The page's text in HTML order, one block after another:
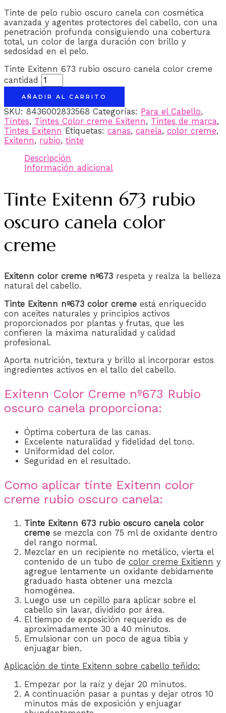
Tinte de pelo rubio oscuro canela con cosmética
avanzada y agentes protectores del cabello, con una
penetración profunda consiguiendo una cobertura
total, un color de larga duración con brillo y
sedosidad en el pelo.
Tinte Exitenn 673 rubio oscuro canela color creme
cantidad
AÑADIR AL CARRITO
SKU: 8436002833568 Categorías: Para el Cabello,
Tíntes, Tintes Color creme Exitenn, Tintes de marca,
Tintes Exitenn Etiquetas: canas, canela, color creme,
Exitenn, rubio, tinte
Descripción
Información adicional
Tinte Exitenn 673 rubio
oscuro canela color
creme
Exitenn color creme nº673 respeta y realza la belleza
natural del cabello.
Tinte Exitenn nº673 color creme está enriquecido
con aceites naturales y principios activos
proporcionados por plantas y frutas, que les
confieren la máxima naturalidad y calidad
profesional.
Aporta nutrición, textura y brillo al incorporar estos
ingredientes activos en el tallo del cabello.
Exitenn Color Creme nº673 Rubio
oscuro canela proporciona:
Óptima cobertura de las canas.
Excelente naturalidad y fidelidad del tono.
Uniformidad del color.
Seguridad en el resultado.
Como aplicar tinte Exitenn color
creme rubio oscuro canela:
Tinte Exitenn 673 rubio oscuro canela color
creme se mezcla con 75 ml de oxidante dentro
del rango normal.
Mezclar en un recipiente no metálico, vierta el
contenido de un tubo de color creme Exitienn y
agregue lentamente un oxidante debidamente
graduado hasta obtener una mezcla
homogénea.
Luego use un cepillo para aplicar sobre el
cabello sin lavar, dividido por área.
El tiempo de exposición requerido es de
aproximadamente 30 a 40 minutos.
Emulsionar con un poco de agua tibia y
enjuagar bien.
Aplicación de tinte Exitenn sobre cabello teñido:
Empezar por la raíz y dejar 20 minutos.
A continuación pasar a puntas y dejar otros 10
minutos más de exposición y enjuagar